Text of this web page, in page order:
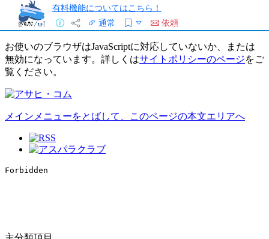
有料機能についてはこちら！
通常
依頼